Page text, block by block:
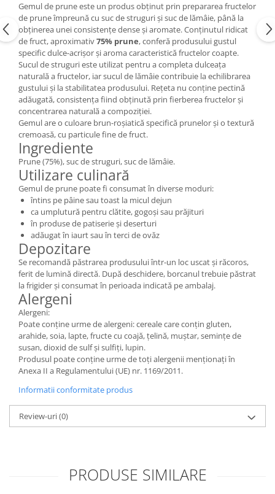
Gemul de prune este un produs obținut prin prepararea fructelor
de prune împreună cu suc de struguri și suc de lămâie, până la
obținerea unei consistențe dense și aromate. Conținutul ridicat
de fruct, aproximativ75% prune, conferă produsului gustul
specific dulce-acrișor și aroma caracteristică fructelor coapte.
Sucul de struguri este utilizat pentru a completa dulceața
naturală a fructelor, iar sucul de lămâie contribuie la echilibrarea
gustului și la stabilitatea produsului. Rețeta nu conține pectină
adăugată, consistența fiind obținută prin fierberea fructelor și
concentrarea naturală a compoziției.
Gemul are o culoare brun-roșiatică specifică prunelor și o textură
cremoasă, cu particule fine de fruct.
Ingrediente
Prune (75%), suc de struguri, suc de lămâie.
Utilizare culinară
Gemul de prune poate fi consumat în diverse moduri:
întins pe pâine sau toast la micul dejun
ca umplutură pentru clătite, gogoși sau prăjituri
în produse de patiserie și deserturi
adăugat în iaurt sau în terci de ovăz
Depozitare
Se recomandă păstrarea produsului într-un loc uscat și răcoros,
ferit de lumină directă. După deschidere, borcanul trebuie păstrat
la frigider și consumat în perioada indicată pe ambalaj.
Alergeni
Alergeni:
Poate conține urme de alergeni: cereale care conțin gluten,
arahide, soia, lapte, fructe cu coajă, țelină, muștar, semințe de
susan, dioxid de sulf și sulfiți, lupin.
Produsul poate conține urme de toți alergenii menționați în
Anexa II a Regulamentului (UE) nr. 1169/2011.
Informatii conformitate produs
Review-uri(0)
PRODUSE SIMILARE